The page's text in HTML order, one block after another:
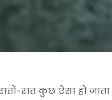
रातों-रात कुछ ऐसा हो